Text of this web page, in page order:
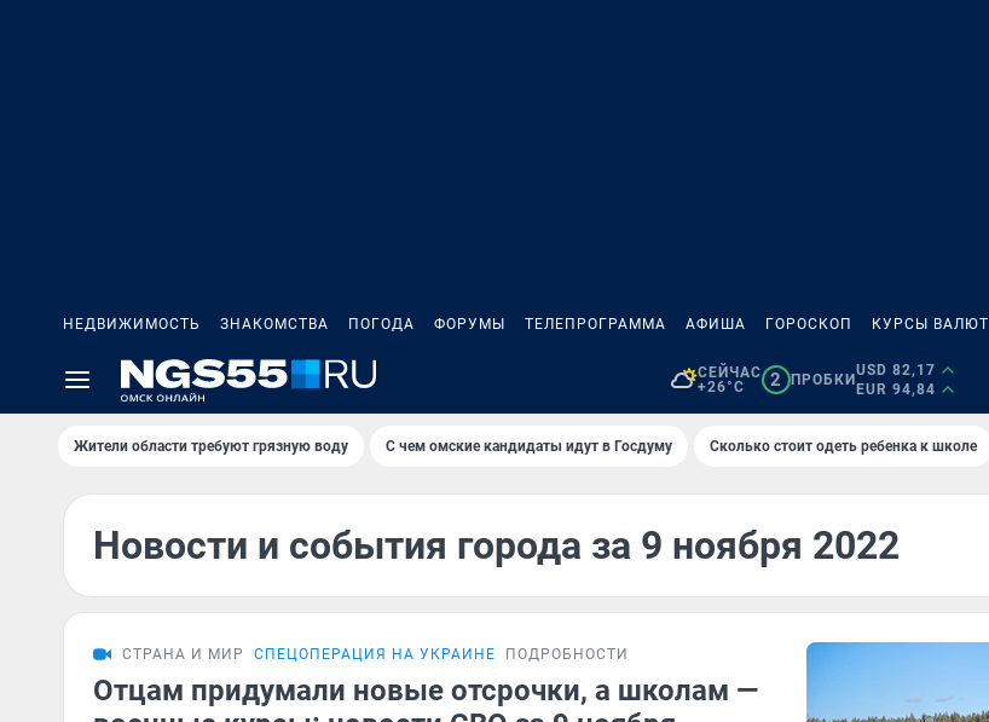
НЕДВИЖИМОСТЬ ЗНАКОМСТВА ПОГОДА ФОРУМЫ ТЕЛЕПРОГРАММА АФИША ГОРОСКОП КУРСЫ ВАЛЮТ
СЕЙЧАС
+26°C
2 ПРОБКИ
USD 82,17
EUR 94,84
Жители области требуют грязную воду С чем омские кандидаты идут в Госдуму Сколько стоит одеть ребенка к школе
Новости и события города за 9 ноября 2022
СТРАНА И МИР СПЕЦОПЕРАЦИЯ НА УКРАИНЕ ПОДРОБНОСТИ
Отцам придумали новые отсрочки, а школам —